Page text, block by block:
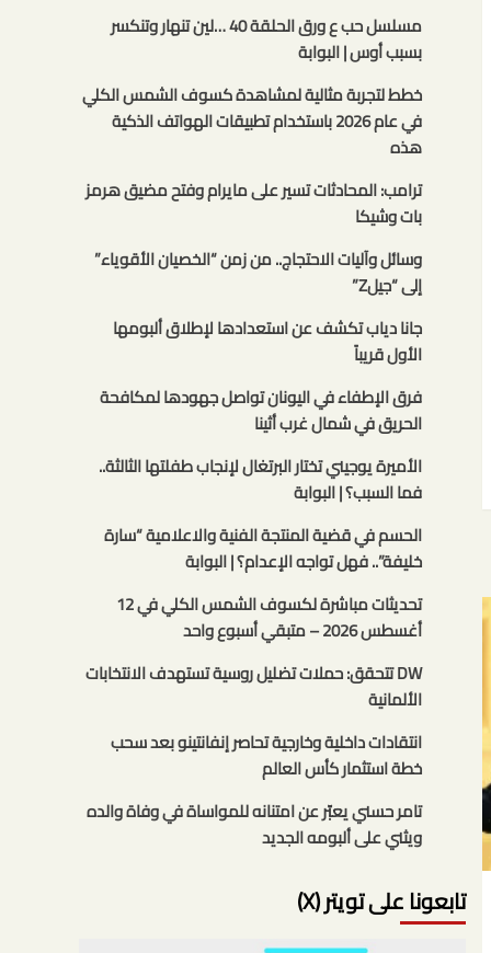
مسلسل حب ع ورق الحلقة 40 …لين تنهار وتنكسر
بسبب أوس | البوابة
خطط لتجربة مثالية لمشاهدة كسوف الشمس الكلي
في عام 2026 باستخدام تطبيقات الهواتف الذكية
هذه
ترامب: المحادثات تسير على مايرام وفتح مضيق هرمز
بات وشيكا
وسائل وآليات الاحتجاج.. من زمن “الخصيان الأقوياء”
إلى “جيلZ”
جانا دياب تكشف عن استعدادها لإطلاق ألبومها
الأول قريباً
فرق الإطفاء في اليونان تواصل جهودها لمكافحة
الحريق في شمال غرب أثينا
الأميرة يوجيني تختار البرتغال لإنجاب طفلتها الثالثة..
فما السبب؟ | البوابة
الحسم في قضية المنتجة الفنية والاعلامية “سارة
خليفة”.. فهل تواجه الإعدام؟ | البوابة
تحديثات مباشرة لكسوف الشمس الكلي في 12
أغسطس 2026 – متبقي أسبوع واحد
DW تتحقق: حملات تضليل روسية تستهدف الانتخابات
الألمانية
انتقادات داخلية وخارجية تحاصر إنفانتينو بعد سحب
خطة استثمار كأس العالم
تامر حسني يعبّر عن امتنانه للمواساة في وفاة والده
ويثني على ألبومه الجديد
تابعونا على تويتر (X)